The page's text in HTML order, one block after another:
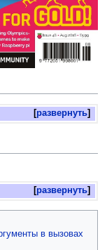
развернуть
развернуть
в вызовах